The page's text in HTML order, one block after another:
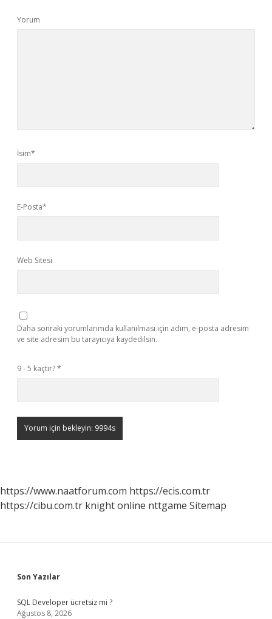
Yorum
İsim*
E-Posta*
Web Sitesi
Daha sonraki yorumlarımda kullanılması için adım, e-posta adresim
ve site adresim bu tarayıcıya kaydedilsin.
9 - 5 kaçtır?*
https://www.naatforum.com https://ecis.com.tr
https://cibu.com.tr knight online nttgame Sitemap
Sidebar
Son Yazılar
SQL Developer ücretsiz mi ?
Ağustos 8, 2026